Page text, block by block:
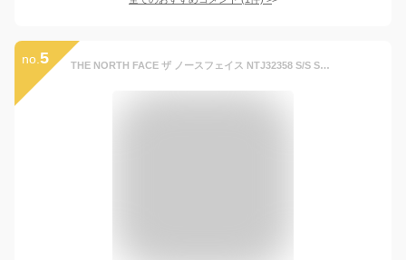
no. 5 THE NORTH FACE ザ ノースフェイス NTJ32358 S/S SMALL SQUARE LOGO TEE (キッズ) ショートスリーブ スモール スクエア ロゴ ティー Tシャツ 半袖 トップス カットソー ボックスロゴ 吸汗 速乾 UVケア 子供服 男の子 女の子 キッズ 4カラー 国内正規 10%OFF セール